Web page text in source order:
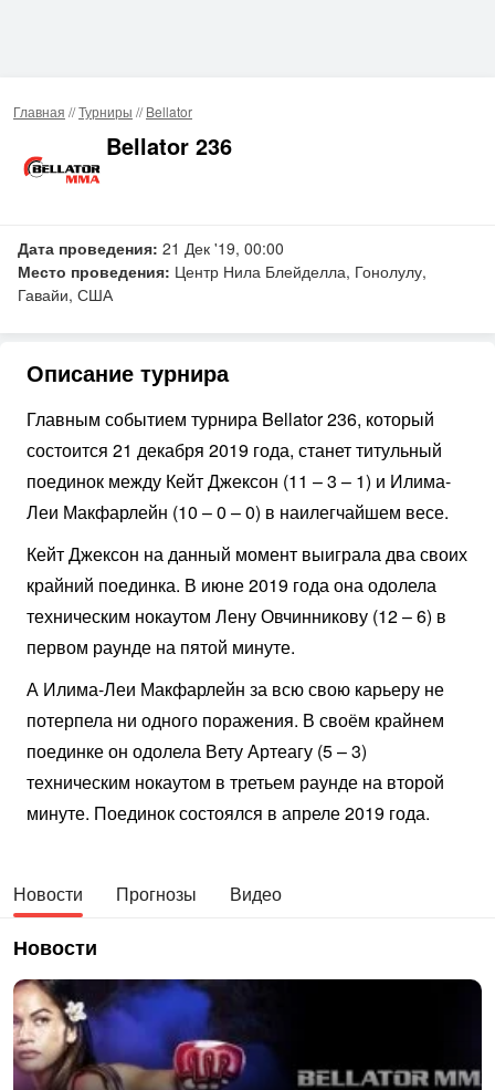
Главная //Турниры //Bellator
Bellator 236
Дата проведения: 21 Дек '19, 00:00
Место проведения: Центр Нила Блейделла, Гонолулу,
Гавайи, США
Описание турнира
Главным событием турнира Bellator 236, который
состоится 21 декабря 2019 года, станет титульный
поединок между Кейт Джексон (11 – 3 – 1) и Илима-
Леи Макфарлейн (10 – 0 – 0) в наилегчайшем весе.
Кейт Джексон на данный момент выиграла два своих
крайний поединка. В июне 2019 года она одолела
техническим нокаутом Лену Овчинникову (12 – 6) в
первом раунде на пятой минуте.
А Илима-Леи Макфарлейн за всю свою карьеру не
потерпела ни одного поражения. В своём крайнем
поединке он одолела Вету Артеагу (5 – 3)
техническим нокаутом в третьем раунде на второй
минуте. Поединок состоялся в апреле 2019 года.
Новости Прогнозы Видео
Новости